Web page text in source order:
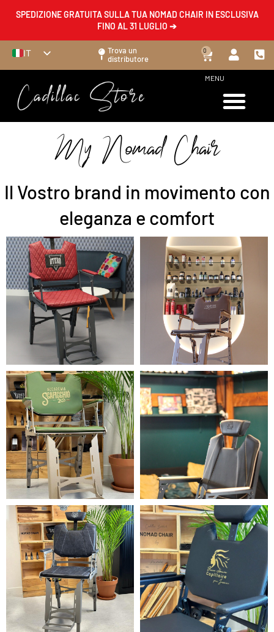
SPEDIZIONE GRATUITA SULLA TUA NOMAD CHAIR IN ESCLUSIVA
FINO AL 31 LUGLIO ➔
IT
FR
EN
ES
Trova un
distributore
0
MENU
My Nomad Chair
Il Vostro brand in movimento con
eleganza e comfort